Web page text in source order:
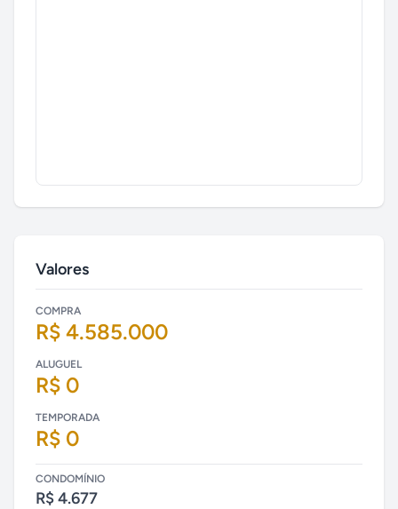
Valores
COMPRA
R$ 4.585.000
ALUGUEL
R$ 0
TEMPORADA
R$ 0
CONDOMÍNIO
R$ 4.677